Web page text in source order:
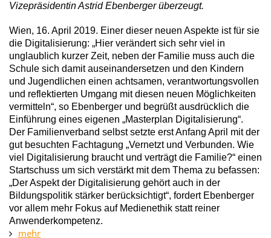
Vizepräsidentin Astrid Ebenberger überzeugt.
Wien, 16. April 2019. Einer dieser neuen Aspekte ist für sie
die Digitalisierung: „Hier verändert sich sehr viel in
unglaublich kurzer Zeit, neben der Familie muss auch die
Schule sich damit auseinandersetzen und den Kindern
und Jugendlichen einen achtsamen, verantwortungsvollen
und reflektierten Umgang mit diesen neuen Möglichkeiten
vermitteln“, so Ebenberger und begrüßt ausdrücklich die
Einführung eines eigenen „Masterplan Digitalisierung“.
Der Familienverband selbst setzte erst Anfang April mit der
gut besuchten Fachtagung „Vernetzt und Verbunden. Wie
viel Digitalisierung braucht und verträgt die Familie?“ einen
Startschuss um sich verstärkt mit dem Thema zu befassen:
„Der Aspekt der Digitalisierung gehört auch in der
Bildungspolitik stärker berücksichtigt“, fordert Ebenberger
vor allem mehr Fokus auf Medienethik statt reiner
Anwenderkompetenz.
mehr